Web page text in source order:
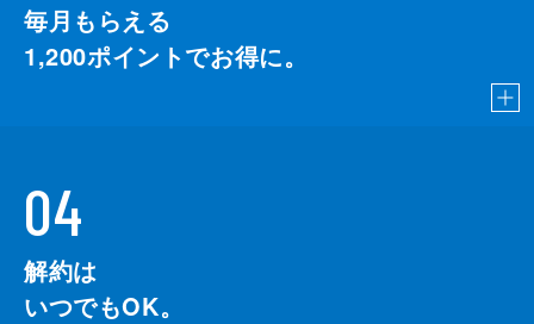
毎月もらえる
1,200ポイントでお得に。
04
解約は
いつでもOK。